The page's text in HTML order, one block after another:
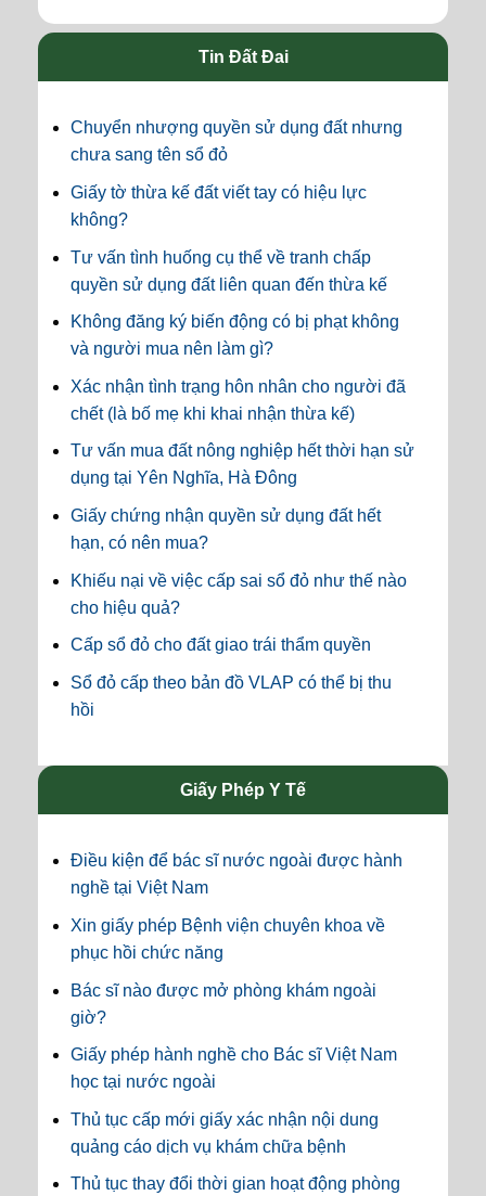
Tin Đất Đai
Chuyển nhượng quyền sử dụng đất nhưng
chưa sang tên sổ đỏ
Giấy tờ thừa kế đất viết tay có hiệu lực
không?
Tư vấn tình huống cụ thể về tranh chấp
quyền sử dụng đất liên quan đến thừa kế
Không đăng ký biến động có bị phạt không
và người mua nên làm gì?
Xác nhận tình trạng hôn nhân cho người đã
chết (là bố mẹ khi khai nhận thừa kế)
Tư vấn mua đất nông nghiệp hết thời hạn sử
dụng tại Yên Nghĩa, Hà Đông
Giấy chứng nhận quyền sử dụng đất hết
hạn, có nên mua?
Khiếu nại về việc cấp sai sổ đỏ như thế nào
cho hiệu quả?
Cấp sổ đỏ cho đất giao trái thẩm quyền
Sổ đỏ cấp theo bản đồ VLAP có thể bị thu
hồi
Giấy Phép Y Tế
Điều kiện để bác sĩ nước ngoài được hành
nghề tại Việt Nam
Xin giấy phép Bệnh viện chuyên khoa về
phục hồi chức năng
Bác sĩ nào được mở phòng khám ngoài
giờ?
Giấy phép hành nghề cho Bác sĩ Việt Nam
học tại nước ngoài
Thủ tục cấp mới giấy xác nhận nội dung
quảng cáo dịch vụ khám chữa bệnh
Thủ tục thay đổi thời gian hoạt động phòng